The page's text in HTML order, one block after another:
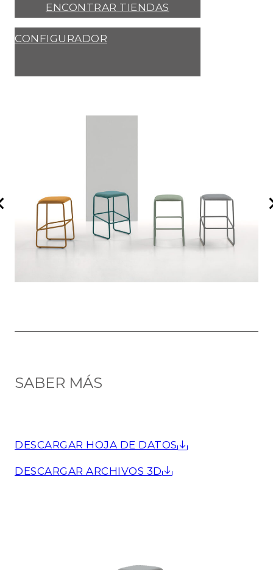
ENCONTRAR TIENDAS
CONFIGURADOR
SABER MÁS
DESCARGAR HOJA DE DATOS
DESCARGAR ARCHIVOS 3D